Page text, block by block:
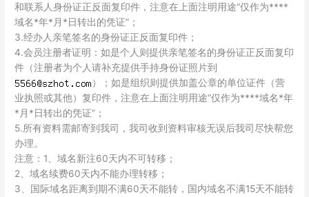
和联系人身份证正反面复印件，注意在上面注明用途“仅作为****
域名*年*月*日转出的凭证”；
3.经办人亲笔签名的身份证正反面复印件；
4.会员注册者证明：如是个人则提供亲笔签名的身份证正反面复印
件（注册者为个人请补充提供手持身份证照片到
）；如是组织则提供加盖公章的单位证件（营
业执照或其他）复印件，注意在上面注明用途“仅作为****域名*年
*月*日转出的凭证”；
5.所有资料需邮寄到我司，我司收到资料审核无误后我司尽快帮您
办理。
注意：1、域名新注60天内不可转移；
2、域名续费60天内不能办理转移；
3、国际域名距离到期不满60天不能转，国内域名不满15天不能转